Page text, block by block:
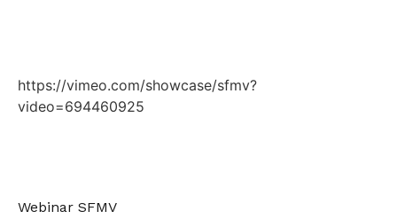
https://vimeo.com/showcase/sfmv?
video=694460925
Webinar SFMV